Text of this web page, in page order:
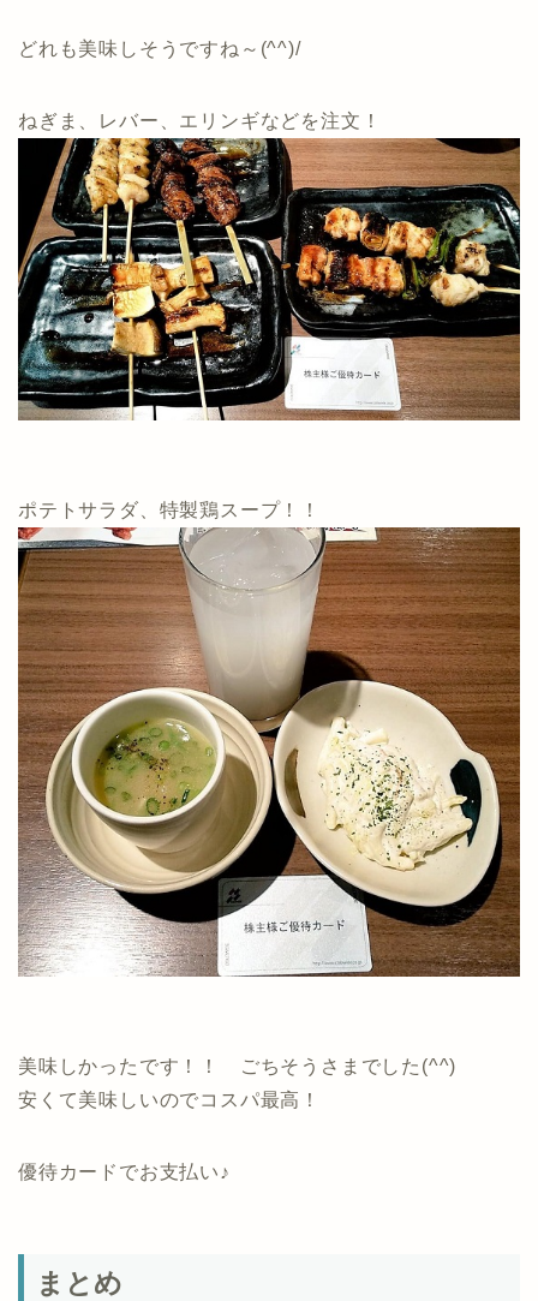
どれも美味しそうですね～(^^)/
ねぎま、レバー、エリンギなどを注文！
ポテトサラダ、特製鶏スープ！！
美味しかったです！！ ごちそうさまでした(^^)
安くて美味しいのでコスパ最高！
優待カードでお支払い♪
まとめ